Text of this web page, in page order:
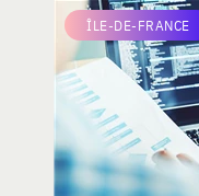
ÎLE-DE-FRANCE